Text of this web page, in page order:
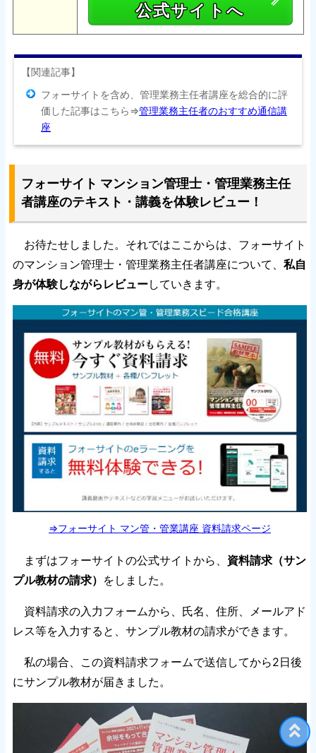
公式サイトへ
【関連記事】
フォーサイトを含め、管理業務主任者講座を総合的に評
価した記事はこちら⇒管理業務主任者のおすすめ通信講
座
フォーサイト マンション管理士・管理業務主任
者講座のテキスト・講義を体験レビュー！
お待たせしました。それではここからは、フォーサイト
のマンション管理士・管理業務主任者講座について、 私自
身が体験しながらレビューしていきます。
⇒フォーサイト マン管・管業講座 資料請求ページ
まずはフォーサイトの公式サイトから、 資料請求（サン
プル教材の請求） をしました。
資料請求の入力フォームから、氏名、住所、メールアド
レス等を入力すると、サンプル教材の請求ができます。
私の場合、この資料請求フォームで送信してから2日後
にサンプル教材が届きました。